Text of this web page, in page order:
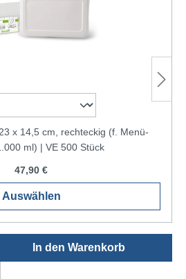
x 14,5 cm, rechteckig (f. Menü-
Schalen 1.000 ml) | VE 500 Stück
47,90 €
Auswählen
Gib den gewünschten
In den Warenkorb